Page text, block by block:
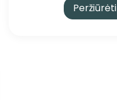
Peržiūrėti